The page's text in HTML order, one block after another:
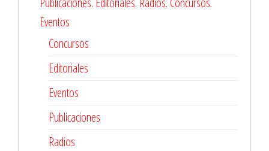
Eventos
Concursos
Editoriales
Eventos
Publicaciones
Radios